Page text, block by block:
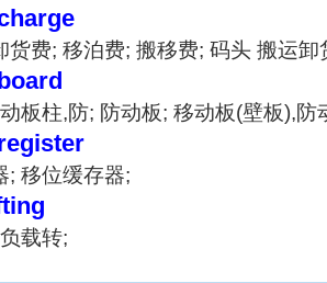
货费; 移泊费; 搬移费; 码头 搬运卸
板柱,防; 防动板; 移动板(壁板),防
; 移位缓存器;
载转;